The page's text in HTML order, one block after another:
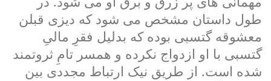
طول داستان مشخص می شود که دیزی قبلن
معشوقه گتسبی بوده که بدلیل فقرِ مالیِ
گتسبی با او ازدواج نکرده و همسر تامِ ثروتمند
شده است. از طریق نیک ارتباط مجددی بین